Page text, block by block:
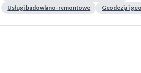
Usługi budowlano-remontowe
Geodezja i